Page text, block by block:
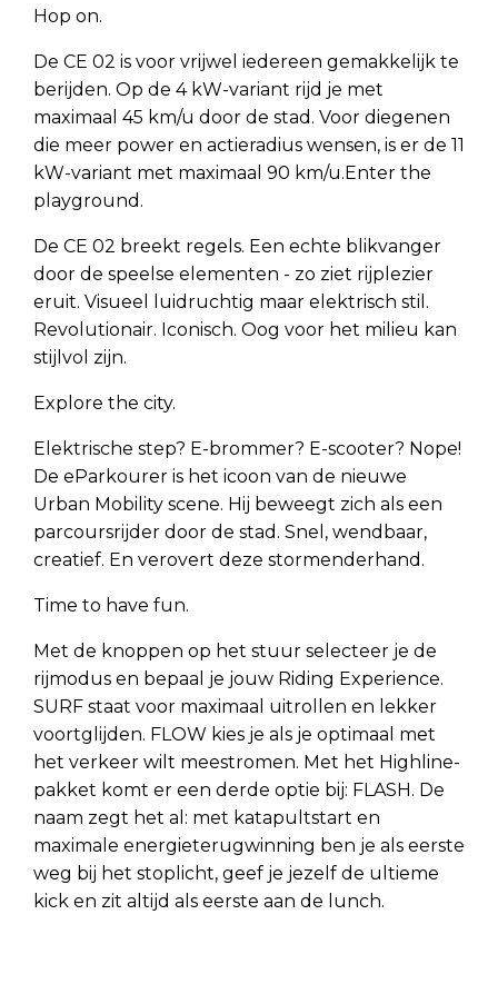
Hop on.
De CE 02 is voor vrijwel iedereen gemakkelijk te
berijden. Op de 4 kW-variant rijd je met
maximaal 45 km/u door de stad. Voor diegenen
die meer power en actieradius wensen, is er de 11
kW-variant met maximaal 90 km/u.Enter the
playground.
De CE 02 breekt regels. Een echte blikvanger
door de speelse elementen - zo ziet rijplezier
eruit. Visueel luidruchtig maar elektrisch stil.
Revolutionair. Iconisch. Oog voor het milieu kan
stijlvol zijn.
Explore the city.
Elektrische step? E-brommer? E-scooter? Nope!
De eParkourer is het icoon van de nieuwe
Urban Mobility scene. Hij beweegt zich als een
parcoursrijder door de stad. Snel, wendbaar,
creatief. En verovert deze stormenderhand.
Time to have fun.
Met de knoppen op het stuur selecteer je de
rijmodus en bepaal je jouw Riding Experience.
SURF staat voor maximaal uitrollen en lekker
voortglijden. FLOW kies je als je optimaal met
het verkeer wilt meestromen. Met het Highline-
pakket komt er een derde optie bij: FLASH. De
naam zegt het al: met katapultstart en
maximale energieterugwinning ben je als eerste
weg bij het stoplicht, geef je jezelf de ultieme
kick en zit altijd als eerste aan de lunch.